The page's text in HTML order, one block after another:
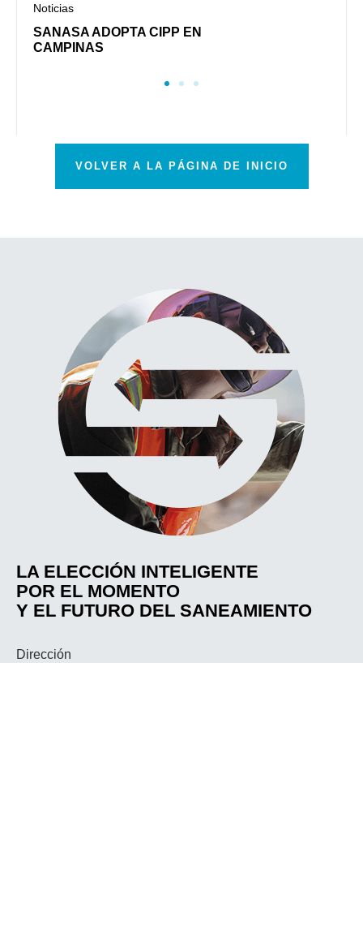
Noticias
SANASA ADOPTA CIPP EN
CAMPINAS
VOLVER A LA PÁGINA DE INICIO
LA ELECCIÓN INTELIGENTE
POR EL MOMENTO
Y EL FUTURO DEL SANEAMIENTO
Dirección